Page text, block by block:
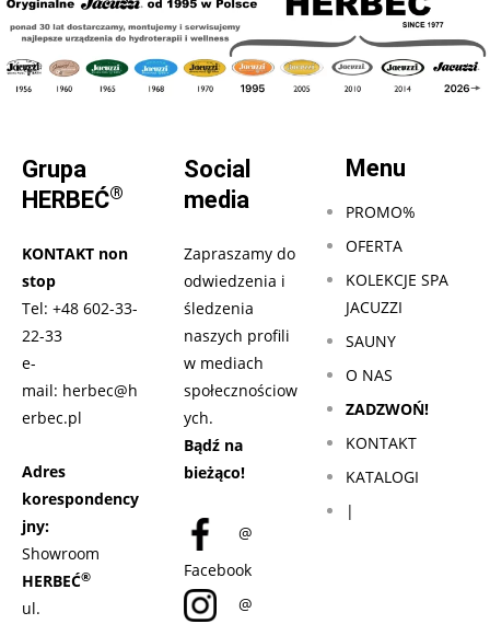
Grupa
HERBEĆ®
KONTAKT non
stop
Tel: +48 602-33-
22-33
e-
mail: herbec@h
erbec.pl
Adres
korespondency
jny:
Showroom
HERBEĆ®
ul.
Social
media
Zapraszamy do
odwiedzenia i
śledzenia
naszych profili
w mediach
społecznościow
ych.
Bądź na
bieżąco!
@
Facebook
@
Menu
PROMO%
OFERTA
KOLEKCJE SPA
JACUZZI
SAUNY
O NAS
ZADZWOŃ!
KONTAKT
KATALOGI
|